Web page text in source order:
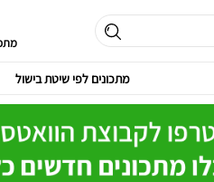
מתכונים לפי שיטת בישול